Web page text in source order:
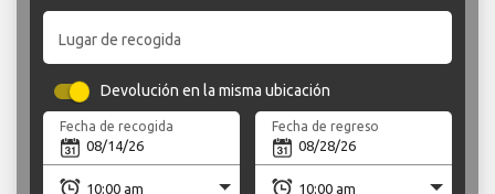
Lugar de recogida
Devolución en la misma ubicación
Fecha de recogida Fecha de regreso